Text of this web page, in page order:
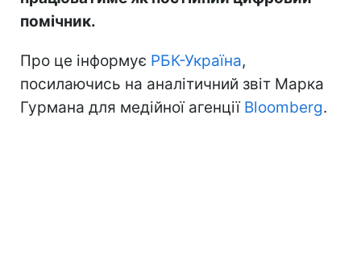
помічник.
Про це інформує РБК-Україна,
посилаючись на аналітичний звіт Марка
Гурмана для медійної агенції Bloomberg.